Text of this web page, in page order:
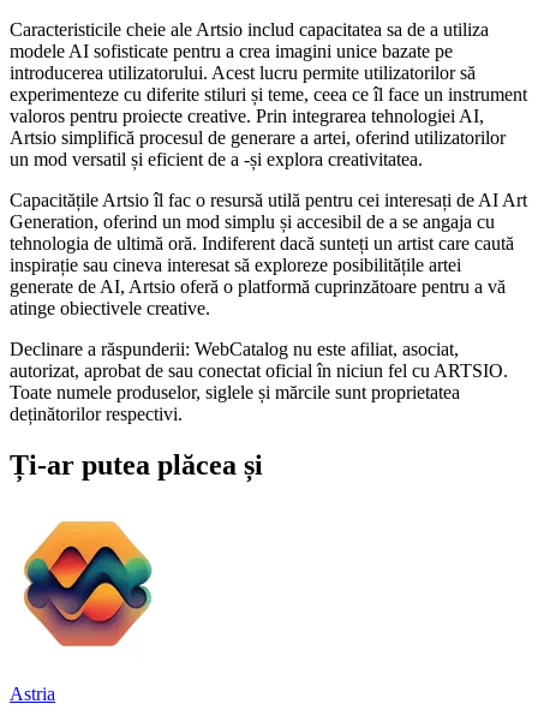
Caracteristicile cheie ale Artsio includ capacitatea sa de a utiliza
modele AI sofisticate pentru a crea imagini unice bazate pe
introducerea utilizatorului. Acest lucru permite utilizatorilor să
experimenteze cu diferite stiluri și teme, ceea ce îl face un instrument
valoros pentru proiecte creative. Prin integrarea tehnologiei AI,
Artsio simplifică procesul de generare a artei, oferind utilizatorilor
un mod versatil și eficient de a -și explora creativitatea.
Capacitățile Artsio îl fac o resursă utilă pentru cei interesați de AI Art
Generation, oferind un mod simplu și accesibil de a se angaja cu
tehnologia de ultimă oră. Indiferent dacă sunteți un artist care caută
inspirație sau cineva interesat să exploreze posibilitățile artei
generate de AI, Artsio oferă o platformă cuprinzătoare pentru a vă
atinge obiectivele creative.
Declinare a răspunderii: WebCatalog nu este afiliat, asociat,
autorizat, aprobat de sau conectat oficial în niciun fel cu ARTSIO.
Toate numele produselor, siglele și mărcile sunt proprietatea
deținătorilor respectivi.
Ți-ar putea plăcea și
Astria